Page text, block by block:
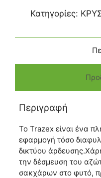
Κατηγορίες:
Περιγραφή
Το Trazex είναι ένα
εφαρμογή τόσο
δικτύου
την δέσμευση του
σακχάρων στο φυτό,